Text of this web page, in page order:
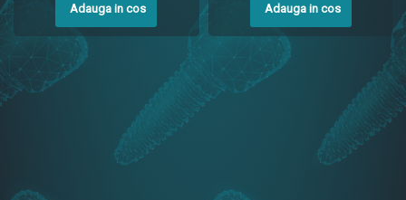
Adauga in cos Adauga in cos